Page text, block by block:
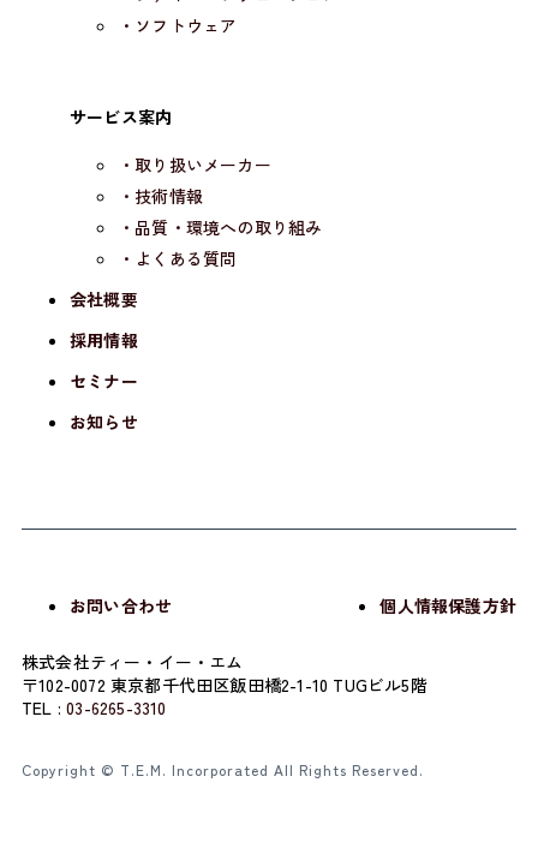
・ソフトウェア
サービス案内
・取り扱いメーカー
・技術情報
・品質・環境への取り組み
・よくある質問
会社概要
採用情報
セミナー
お知らせ
株式会社ティー・イー・エム
〒102-0072 東京都千代田区飯田橋2-1-10 TUGビル5階
TEL :03-6265-3310
お問い合わせ 個人情報保護方針
Copyright © T.E.M. Incorporated All Rights Reserved.